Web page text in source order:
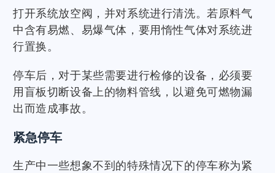
打开系统放空阀，并对系统进行清洗。若原料气
中含有易燃、易爆气体，要用惰性气体对系统进
行置换。
停车后，对于某些需要进行检修的设备，必须要
用盲板切断设备上的物料管线，以避免可燃物漏
出而造成事故。
紧急停车
生产中一些想象不到的特殊情况下的停车称为紧